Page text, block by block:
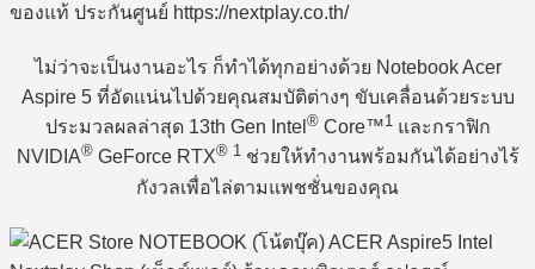
ไม่ว่าจะเป็นงานอะไร ก็ทำได้ทุกอย่างด้วย Notebook Acer
Aspire 5 ที่อัดแน่นไปด้วยคุณสมบัติต่างๆ ขับเคลื่อนด้วยระบบ
ประมวลผลล่าสุด 13th Gen Intel ®Core™1และกราฟิก
NVIDIA®GeForce RTX® 1ช่วยให้ทำงานพร้อมกันได้อย่างไร้
กังวลเพื่อไล่ตามแพชชั่นของคุณ